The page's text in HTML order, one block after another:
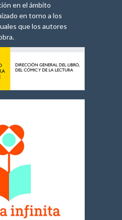
en el ámbito
en torno a los
que los autores